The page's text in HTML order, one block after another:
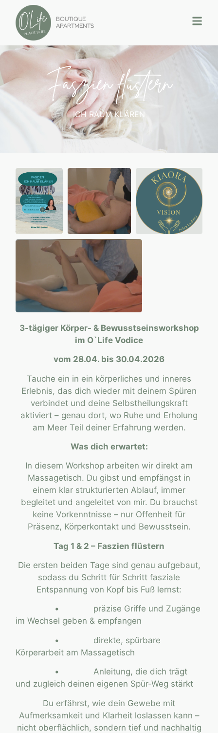
BOUTIQUE
APARTMENTS
Faszien flüstern
ICH RAUM KLÄREN
3-tägiger Körper- & Bewusstseinsworkshop
im O`Life Vodice
vom 28.04. bis 30.04.2026
Tauche ein in ein körperliches und inneres
Erlebnis, das dich wieder mit deinem Spüren
verbindet und deine Selbstheilungskraft
aktiviert – genau dort, wo Ruhe und Erholung
am Meer Teil deiner Erfahrung werden.
Was dich erwartet:
In diesem Workshop arbeiten wir direkt am
Massagetisch. Du gibst und empfängst in
einem klar strukturierten Ablauf, immer
begleitet und angeleitet von mir. Du brauchst
keine Vorkenntnisse – nur Offenheit für
Präsenz, Körperkontakt und Bewusstsein.
Tag 1 & 2 – Faszien flüstern
Die ersten beiden Tage sind genau aufgebaut,
sodass du Schritt für Schritt fasziale
Entspannung von Kopf bis Fuß lernst:
• präzise Griffe und Zugänge
im Wechsel geben & empfangen
• direkte, spürbare
Körperarbeit am Massagetisch
• Anleitung, die dich trägt
und zugleich deinen eigenen Spür-Weg stärkt
Du erfährst, wie dein Gewebe mit
Aufmerksamkeit und Klarheit loslassen kann –
nicht oberflächlich, sondern tief und nachhaltig